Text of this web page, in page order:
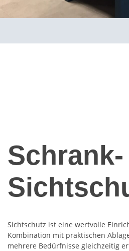
Schrank-
Sichtschutz ist eine wertvolle
Kombination mit praktischen
mehrere Bedürfnisse gleichzeitig